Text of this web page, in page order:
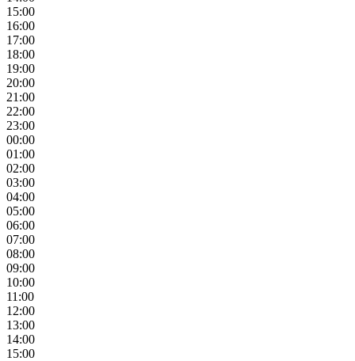
15:00
16:00
17:00
18:00
19:00
20:00
21:00
22:00
23:00
00:00
01:00
02:00
03:00
04:00
05:00
06:00
07:00
08:00
09:00
10:00
11:00
12:00
13:00
14:00
15:00